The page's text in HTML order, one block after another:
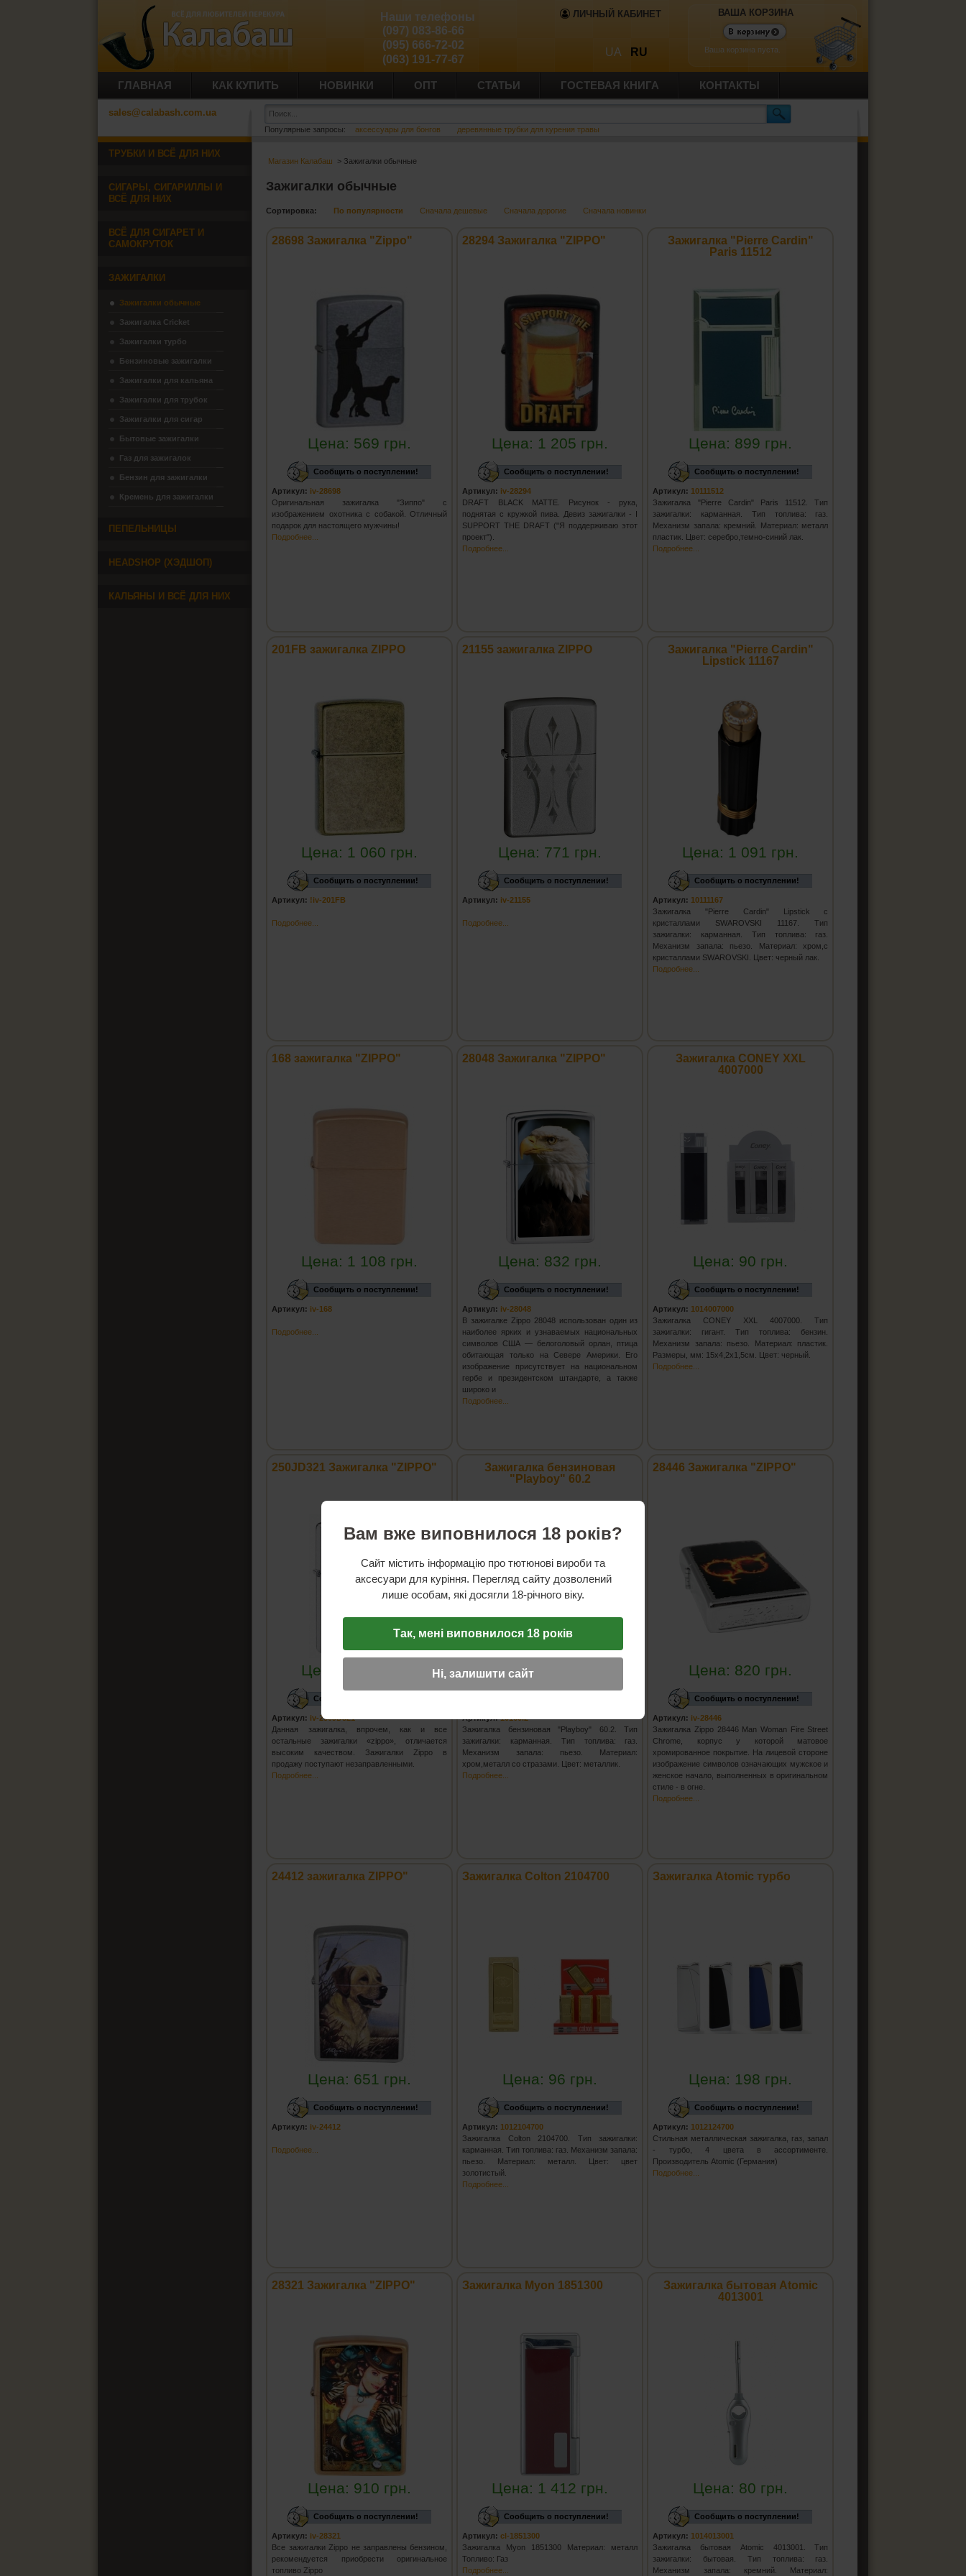
ЛИЧНЫЙ КАБИНЕТ
UA RU
Наши телефоны
(097) 083-86-66
(095) 666-72-02
(063) 191-77-67
ВАША КОРЗИНА
Ваша корзина пуста.
ГЛАВНАЯ КАК КУПИТЬ НОВИНКИ ОПТ СТАТЬИ ГОСТЕВАЯ КНИГА КОНТАКТЫ
sales@calabash.com.ua
Популярные запросы: аксессуары для бонгов деревянные трубки для курения травы
Магазин Калабаш > Зажигалки обычные
Зажигалки обычные
Сортировка: По популярности Сначала дешевые Сначала дорогие Сначала новинки
28698 Зажигалка "Zippo"
Цена: 569 грн.
Сообщить о поступлении!
Артикул: iv-28698
Оригинальная зажигалка "Зиппо" с
изображением охотника с собакой. Отличный
подарок для настоящего мужчины!
Подробнее...
28294 Зажигалка "ZIPPO"
Цена: 1 205 грн.
Сообщить о поступлении!
Артикул: iv-28294
DRAFT BLACK MATTE. Рисунок - рука,
поднятая с кружкой пива. Девиз зажигалки - I
SUPPORT THE DRAFT ("Я поддерживаю этот
проект").
Подробнее...
Зажигалка "Pierre Cardin"
Paris 11512
Цена: 899 грн.
Сообщить о поступлении!
Артикул: 10111512
Зажигалка "Pierre Cardin" Paris 11512. Тип
зажигалки: карманная. Тип топлива: газ.
Механизм запала: кремний. Материал: металл
пластик. Цвет: серебро,темно-синий лак.
Подробнее...
201FB зажигалка ZIPPO
Цена: 1 060 грн.
Сообщить о поступлении!
Артикул: !iv-201FB
Подробнее...
21155 зажигалка ZIPPO
Цена: 771 грн.
Сообщить о поступлении!
Артикул: iv-21155
Подробнее...
Зажигалка "Pierre Cardin"
Lipstick 11167
Цена: 1 091 грн.
Сообщить о поступлении!
Артикул: 10111167
Зажигалка "Pierre Cardin" Lipstick с
кристаллами SWAROVSKI 11167. Тип
зажигалки: карманная. Тип топлива: газ.
Механизм запала: пьезо. Материал: хром,с
кристаллами SWAROVSKI. Цвет: черный лак.
Подробнее...
168 зажигалка "ZIPPO"
Цена: 1 108 грн.
Сообщить о поступлении!
Артикул: iv-168
Подробнее...
28048 Зажигалка "ZIPPO"
Цена: 832 грн.
Сообщить о поступлении!
Артикул: iv-28048
В зажигалке Zippo 28048 использован один из
наиболее ярких и узнаваемых национальных
символов США — белоголовый орлан, птица
обитающая только на Севере Америки. Его
изображение присутствует на национальном
гербе и президентском штандарте, а также
широко и
Подробнее...
Зажигалка CONEY XXL
4007000
Цена: 90 грн.
Сообщить о поступлении!
Артикул: 1014007000
Зажигалка CONEY XXL 4007000. Тип
зажигалки: гигант. Тип топлива: бензин.
Механизм запала: пьезо. Материал: пластик.
Размеры, мм: 15х4,2х1,5см. Цвет: черный.
Подробнее...
250JD321 Зажигалка "ZIPPO"
Цена:
Сообщить о поступлении!
Артикул: iv-250JD321
Данная зажигалка, впрочем, как и все
остальные зажигалки «zippo», отличается
высоким качеством. Зажигалки Zippo в
продажу поступают незаправленными.
Подробнее...
Зажигалка бензиновая
"Playboy" 60.2
Цена:
Артикул:10160.2
Зажигалка бензиновая "Playboy" 60.2. Тип
зажигалки: карманная. Тип топлива: газ.
Механизм запала: пьезо. Материал:
хром,металл со стразами. Цвет: металлик.
Подробнее...
28446 Зажигалка "ZIPPO"
Цена: 820 грн.
Сообщить о поступлении!
Артикул: iv-28446
Зажигалка Zippo 28446 Man Woman Fire Street
Chrome, корпус у которой матовое
хромированное покрытие. На лицевой стороне
изображение символов означающих мужское и
женское начало, выполненных в оригинальном
стиле - в огне.
Подробнее...
24412 зажигалка ZIPPO"
Цена: 651 грн.
Сообщить о поступлении!
Артикул: iv-24412
Подробнее...
Зажигалка Colton 2104700
Цена: 96 грн.
Сообщить о поступлении!
Артикул: 1012104700
Зажигалка Colton 2104700. Тип зажигалки:
карманная. Тип топлива: газ. Механизм запала:
пьезо. Материал: металл. Цвет: цвет
золотистый.
Подробнее...
Зажигалка Atomic турбо
Цена: 198 грн.
Сообщить о поступлении!
Артикул: 1012124700
Стильная металлическая зажигалка, газ, запал
- турбо, 4 цвета в ассортименте.
Производитель Atomic (Германия)
Подробнее...
28321 Зажигалка "ZIPPO"
Цена: 910 грн.
Сообщить о поступлении!
Артикул: iv-28321
Все зажигалки Zippo не заправлены бензином,
рекомендуется приобрести оригинальное
топливо Zippo
Зажигалка Myon 1851300
Цена: 1 412 грн.
Сообщить о поступлении!
Артикул:cl-1851300
Зажигалка Myon 1851300 Материал: металл
Топливо: Газ
Подробнее...
Зажигалка бытовая Atomic
4013001
Цена: 80 грн.
Сообщить о поступлении!
Артикул: 1014013001
Зажигалка бытовая Atomic 4013001. Тип
зажигалки: бытовая. Тип топлива: газ.
Механизм запала: кремний. Материал:
ТРУБКИ И ВСЁ ДЛЯ НИХ
СИГАРЫ, СИГАРИЛЛЫ И
ВСЁ ДЛЯ НИХ
ВСЁ ДЛЯ СИГАРЕТ И
САМОКРУТОК
ЗАЖИГАЛКИ
Зажигалки обычные
Зажигалка Cricket
Зажигалки турбо
Бензиновые зажигалки
Зажигалки для кальяна
Зажигалки для трубок
Зажигалки для сигар
Бытовые зажигалки
Газ для зажигалок
Бензин для зажигалки
Кремень для зажигалки
ПЕПЕЛЬНИЦЫ
HEADSHOP (ХЭДШОП)
КАЛЬЯНЫ И ВСЁ ДЛЯ НИХ
Вам вже виповнилося 18 років?
Сайт містить інформацію про тютюнові вироби та
аксесуари для куріння. Перегляд сайту дозволений
лише особам, які досягли 18-річного віку.
Так, мені виповнилося 18 років
Ні, залишити сайт